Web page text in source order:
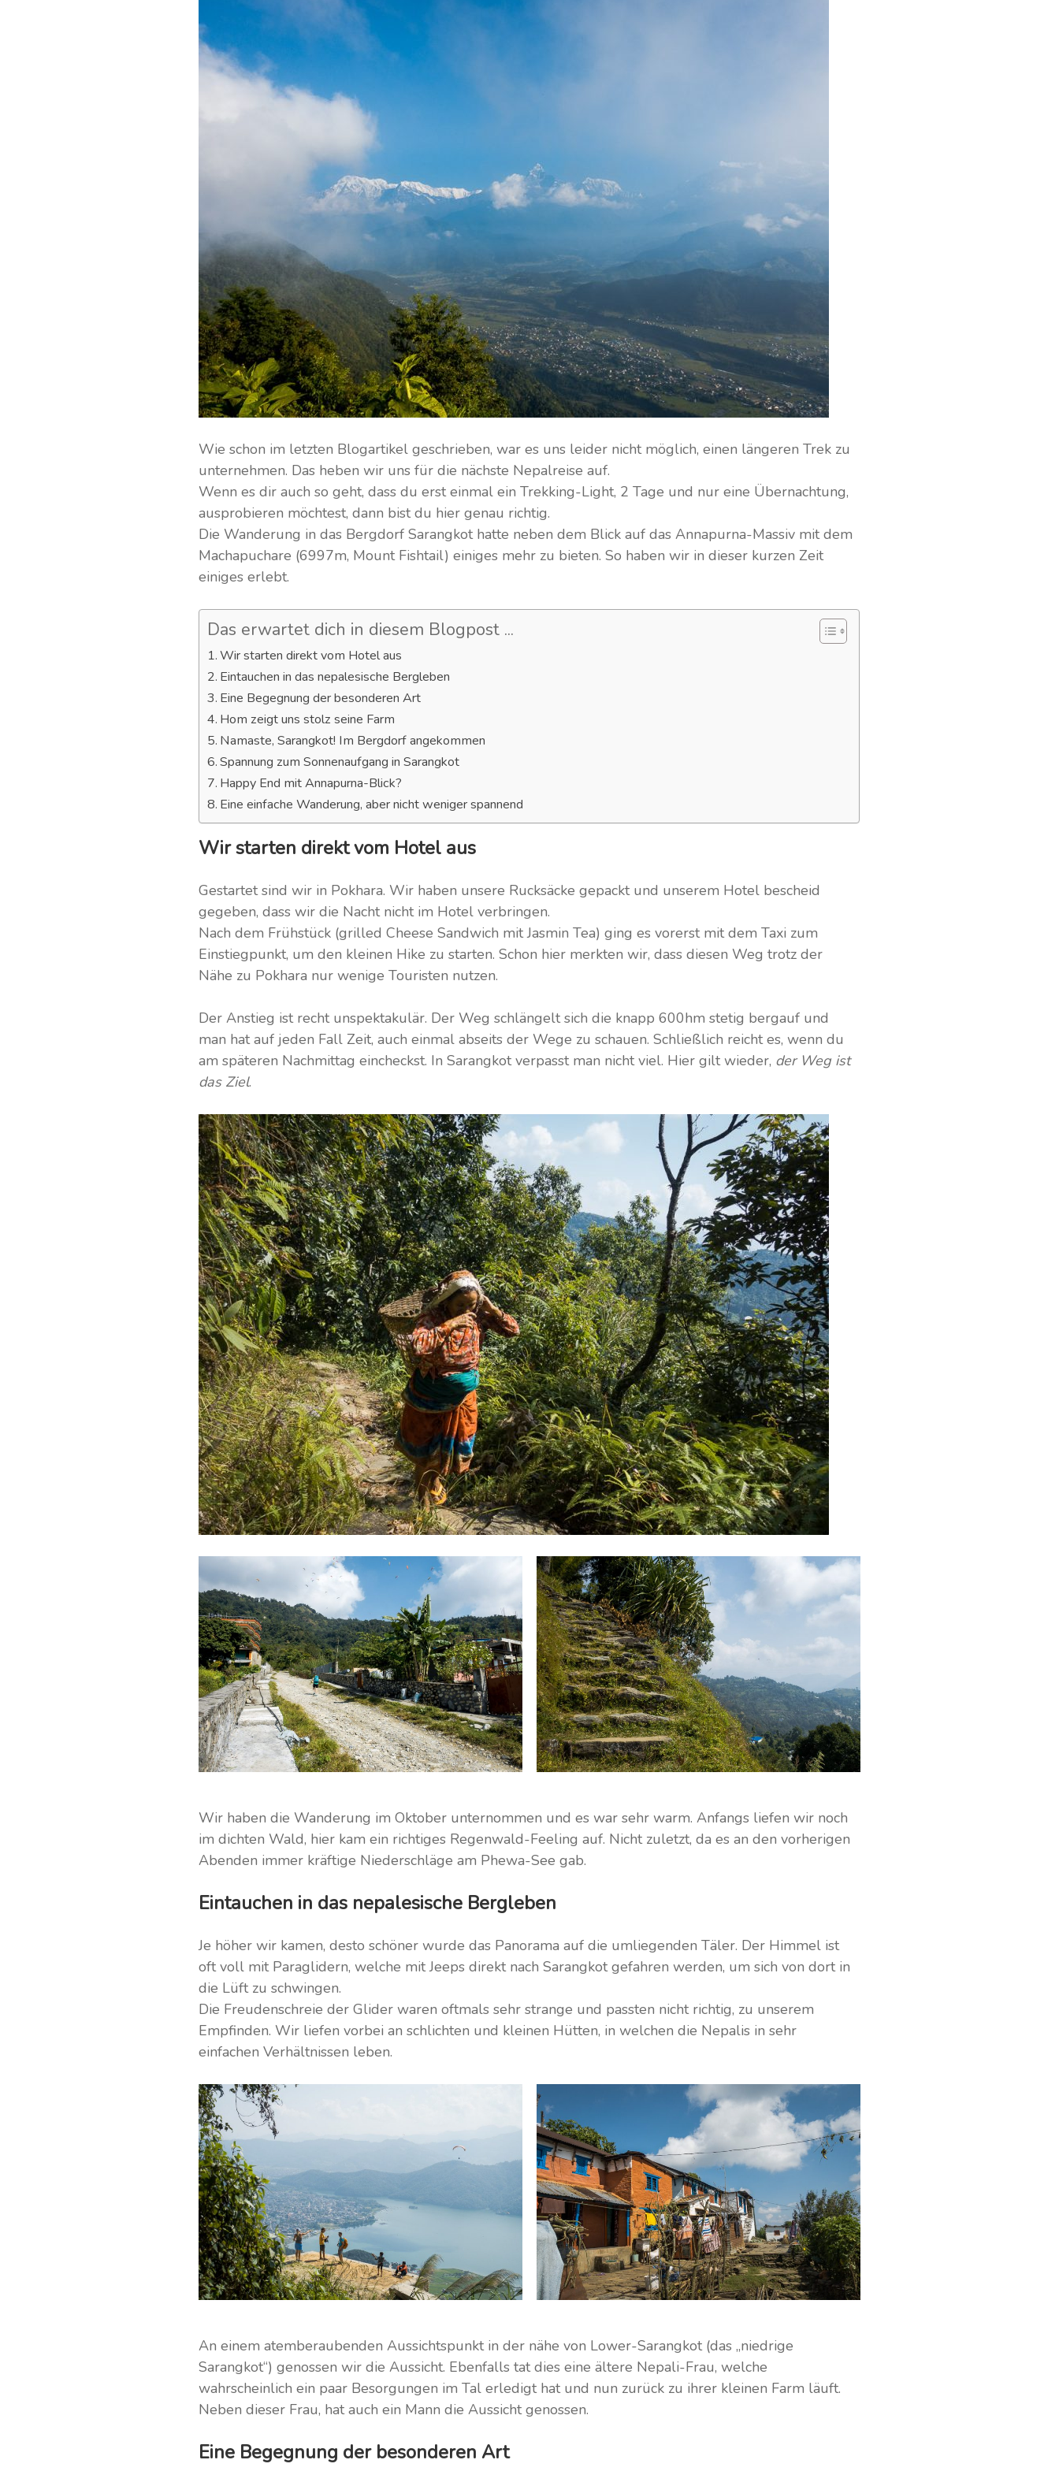
Wie schon im letzten Blogartikel geschrieben, war es uns leider nicht möglich, einen längeren Trek zu
unternehmen. Das heben wir uns für die nächste Nepalreise auf.
Wenn es dir auch so geht, dass du erst einmal ein Trekking-Light, 2 Tage und nur eine Übernachtung,
ausprobieren möchtest, dann bist du hier genau richtig.
Die Wanderung in das Bergdorf Sarangkot hatte neben dem Blick auf das Annapurna-Massiv mit dem
Machapuchare (6997m, Mount Fishtail) einiges mehr zu bieten. So haben wir in dieser kurzen Zeit
einiges erlebt.
Das erwartet dich in diesem Blogpost ...
Wir starten direkt vom Hotel aus
Eintauchen in das nepalesische Bergleben
Eine Begegnung der besonderen Art
Hom zeigt uns stolz seine Farm
Namaste, Sarangkot! Im Bergdorf angekommen
Spannung zum Sonnenaufgang in Sarangkot
Happy End mit Annapurna-Blick?
Eine einfache Wanderung, aber nicht weniger spannend
Wir starten direkt vom Hotel aus
Gestartet sind wir in Pokhara. Wir haben unsere Rucksäcke gepackt und unserem Hotel bescheid
gegeben, dass wir die Nacht nicht im Hotel verbringen.
Nach dem Frühstück (grilled Cheese Sandwich mit Jasmin Tea) ging es vorerst mit dem Taxi zum
Einstiegpunkt, um den kleinen Hike zu starten. Schon hier merkten wir, dass diesen Weg trotz der
Nähe zu Pokhara nur wenige Touristen nutzen.
Der Anstieg ist recht unspektakulär. Der Weg schlängelt sich die knapp 600hm stetig bergauf und
man hat auf jeden Fall Zeit, auch einmal abseits der Wege zu schauen. Schließlich reicht es, wenn du
am späteren Nachmittag eincheckst. In Sarangkot verpasst man nicht viel. Hier gilt wieder, der Weg ist
das Ziel.
Wir haben die Wanderung im Oktober unternommen und es war sehr warm. Anfangs liefen wir noch
im dichten Wald, hier kam ein richtiges Regenwald-Feeling auf. Nicht zuletzt, da es an den vorherigen
Abenden immer kräftige Niederschläge am Phewa-See gab.
Eintauchen in das nepalesische Bergleben
Je höher wir kamen, desto schöner wurde das Panorama auf die umliegenden Täler. Der Himmel ist
oft voll mit Paraglidern, welche mit Jeeps direkt nach Sarangkot gefahren werden, um sich von dort in
die Lüft zu schwingen.
Die Freudenschreie der Glider waren oftmals sehr strange und passten nicht richtig, zu unserem
Empfinden. Wir liefen vorbei an schlichten und kleinen Hütten, in welchen die Nepalis in sehr
einfachen Verhältnissen leben.
An einem atemberaubenden Aussichtspunkt in der nähe von Lower-Sarangkot (das „niedrige
Sarangkot“) genossen wir die Aussicht. Ebenfalls tat dies eine ältere Nepali-Frau, welche
wahrscheinlich ein paar Besorgungen im Tal erledigt hat und nun zurück zu ihrer kleinen Farm läuft.
Neben dieser Frau, hat auch ein Mann die Aussicht genossen.
Eine Begegnung der besonderen Art